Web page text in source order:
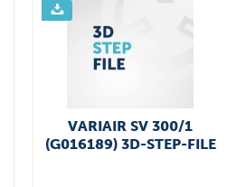
VARIAIR SV 300/1
(G016189) 3D-STEP-FILE